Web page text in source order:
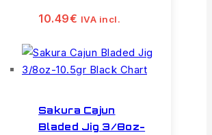
10.49€ IVA incl.
Sakura Cajun
Bladed Jig 3/8oz-